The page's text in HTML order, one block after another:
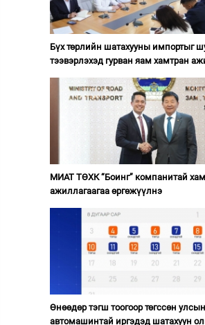
Бүх төрлийн шатахууны импортыг
тээвэрлэхэд гурван яам хамтран
МИАТ ТӨХК “Боинг” компанитай
ажиллагаагаа өргөжүүлнэ
Өнөөдөр тэгш тоогоор төгссөн
автомашинтай иргэдэд шатахуун